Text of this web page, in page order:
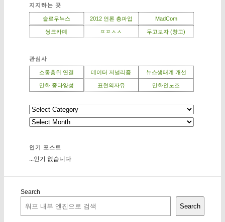
지지하는 곳
슬로우뉴스 2012 언론 총파업 MadCom
씽크카페 ㅍㅍㅅㅅ 두고보자 (창고)
관심사
소통층위 연결 데이터 저널리즘 뉴스생태계 개선
만화 종다양성 표현의자유 만화인노조
인기 포스트
...인기 없습니다
Search
Search